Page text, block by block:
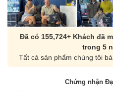
Đã có 155,724+ Khách đã
trong 5
Tất cả sản phẩm chúng tôi
Chứng nhận